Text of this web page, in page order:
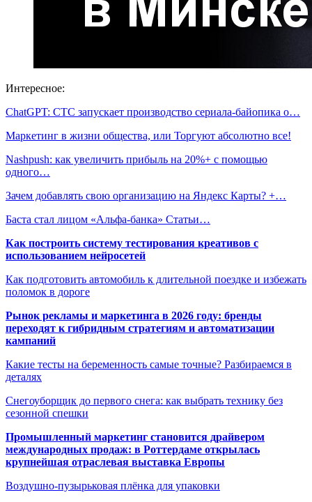
Интересное:
ChatGPT: СТС запускает производство сериала-байопика о…
Маркетинг в жизни общества, или Торгуют абсолютно все!
Nashpush: как увеличить прибыль на 20%+ с помощью
одного…
Зачем добавлять свою организацию на Яндекс Карты? +…
Баста стал лицом «Альфа-банка» Статьи…
Как построить систему тестирования креативов с
использованием нейросетей
Как подготовить автомобиль к длительной поездке и избежать
поломок в дороге
Рынок рекламы и маркетинга в 2026 году: бренды
переходят к гибридным стратегиям и автоматизации
кампаний
Какие тесты на беременность самые точные? Разбираемся в
деталях
Снегоуборщик до первого снега: как выбрать технику без
сезонной спешки
Промышленный маркетинг становится драйвером
международных продаж: в Роттердаме открылась
крупнейшая отраслевая выставка Европы
Воздушно-пузырьковая плёнка для упаковки